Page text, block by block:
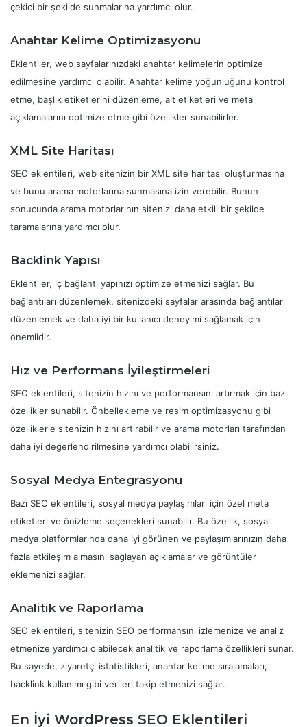
çekici bir şekilde sunmalarına yardımcı olur.
Anahtar Kelime Optimizasyonu
Eklentiler, web sayfalarınızdaki anahtar kelimelerin optimize
edilmesine yardımcı olabilir. Anahtar kelime yoğunluğunu kontrol
etme, başlık etiketlerini düzenleme, alt etiketleri ve meta
açıklamalarını optimize etme gibi özellikler sunabilirler.
XML Site Haritası
SEO eklentileri, web sitenizin bir XML site haritası oluşturmasına
ve bunu arama motorlarına sunmasına izin verebilir. Bunun
sonucunda arama motorlarının sitenizi daha etkili bir şekilde
taramalarına yardımcı olur.
Backlink Yapısı
Eklentiler, iç bağlantı yapınızı optimize etmenizi sağlar. Bu
bağlantıları düzenlemek, sitenizdeki sayfalar arasında bağlantıları
düzenlemek ve daha iyi bir kullanıcı deneyimi sağlamak için
önemlidir.
Hız ve Performans İyileştirmeleri
SEO eklentileri, sitenizin hızını ve performansını artırmak için bazı
özellikler sunabilir. Önbellekleme ve resim optimizasyonu gibi
özelliklerle sitenizin hızını artırabilir ve arama motorları tarafından
daha iyi değerlendirilmesine yardımcı olabilirsiniz.
Sosyal Medya Entegrasyonu
Bazı SEO eklentileri, sosyal medya paylaşımları için özel meta
etiketleri ve önizleme seçenekleri sunabilir. Bu özellik, sosyal
medya platformlarında daha iyi görünen ve paylaşımlarınızın daha
fazla etkileşim almasını sağlayan açıklamalar ve görüntüler
eklemenizi sağlar.
Analitik ve Raporlama
SEO eklentileri, sitenizin SEO performansını izlemenize ve analiz
etmenize yardımcı olabilecek analitik ve raporlama özellikleri sunar.
Bu sayede, ziyaretçi istatistikleri, anahtar kelime sıralamaları,
backlink kullanımı gibi verileri takip etmenizi sağlar.
En İyi WordPress SEO Eklentileri